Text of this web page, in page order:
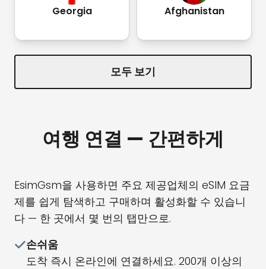
Georgia Afghanistan
모두 보기
여행 연결 — 간편하게
EsimGsm을 사용하면 주요 제공업체의 eSIM 요금
제를 쉽게 탐색하고 구매하며 활성화할 수 있습니
다 — 한 곳에서 몇 번의 탭만으로.
손쉬움
도착 즉시 온라인에 연결하세요. 200개 이상의